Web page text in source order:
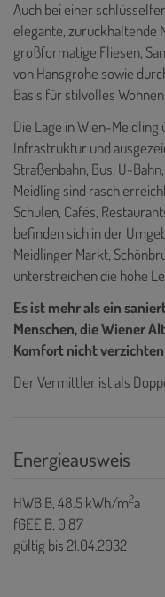
Auch bei einer
elegante, zurückhaltende
großformatige Fliesen,
von Hansgrohe sowie
Basis für stilvolles Wohnen.
Die Lage in Wien-
Infrastruktur und
Straßenbahn, Bus, U-
Meidling sind rasch
Schulen, Cafés,
befinden sich in der
Meidlinger Markt,
unterstreichen die hohe
Es ist mehr als ein
Menschen, die Wiener
Komfort nicht
Der Vermittler ist als
Energieausweis
HWBB, 48.5 kWh/m2a
fGEE B, 0,87
gültig bis21.04.2032